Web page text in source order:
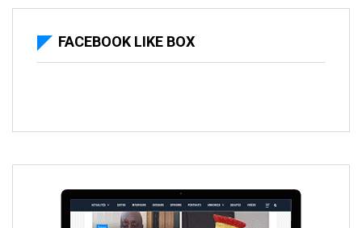
FACEBOOK LIKE BOX